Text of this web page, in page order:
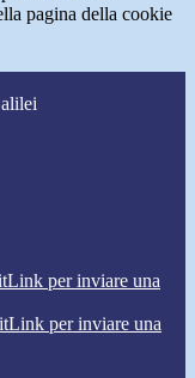
pagina della cookie
Link per inviare una
Link per inviare una